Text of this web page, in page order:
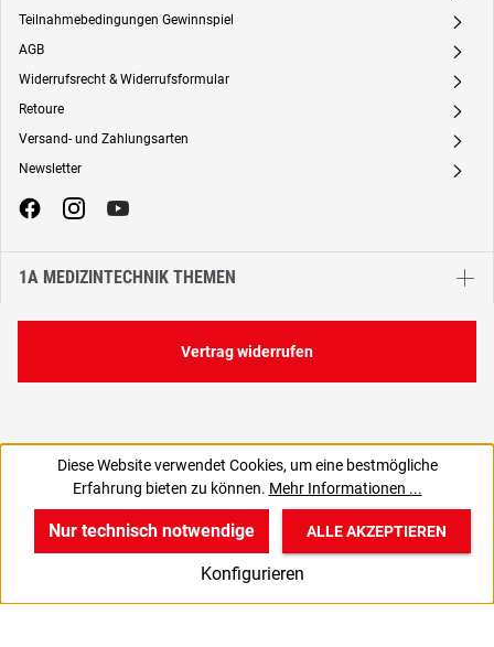
29,68 €
Teilnahmebedingungen Gewinnspiel A
AGB A
Widerrufsrecht & Widerrufsformular A
Retoure A
Versand- und Zahlungsarten A
Newsletter A
1A MEDIZINTECHNIK THEMEN
Vertrag widerrufen
Diese Website verwendet Cookies, um eine bestmögliche
Erfahrung bieten zu können. Mehr Informationen ...
Nur technisch notwendige
Konfigurieren
ALLE AKZEPTIEREN
v
Produkte
B